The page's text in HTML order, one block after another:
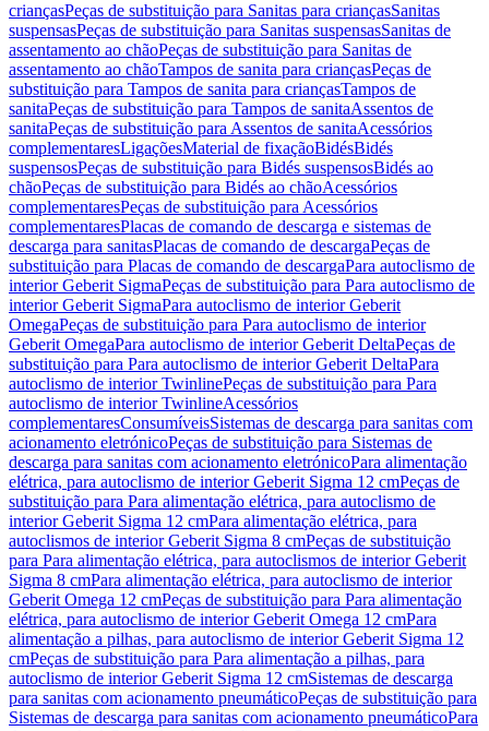
criançasPeças de substituição para Sanitas para criançasSanitas
suspensasPeças de substituição para Sanitas suspensasSanitas de
assentamento ao chãoPeças de substituição para Sanitas de
assentamento ao chãoTampos de sanita para criançasPeças de
substituição para Tampos de sanita para criançasTampos de
sanitaPeças de substituição para Tampos de sanitaAssentos de
sanitaPeças de substituição para Assentos de sanitaAcessórios
complementaresLigaçõesMaterial de fixaçãoBidésBidés
suspensosPeças de substituição para Bidés suspensosBidés ao
chãoPeças de substituição para Bidés ao chãoAcessórios
complementaresPeças de substituição para Acessórios
complementaresPlacas de comando de descarga e sistemas de
descarga para sanitasPlacas de comando de descargaPeças de
substituição para Placas de comando de descargaPara autoclismo de
interior Geberit SigmaPeças de substituição para Para autoclismo de
interior Geberit SigmaPara autoclismo de interior Geberit
OmegaPeças de substituição para Para autoclismo de interior
Geberit OmegaPara autoclismo de interior Geberit DeltaPeças de
substituição para Para autoclismo de interior Geberit DeltaPara
autoclismo de interior TwinlinePeças de substituição para Para
autoclismo de interior TwinlineAcessórios
complementaresConsumíveisSistemas de descarga para sanitas com
acionamento eletrónicoPeças de substituição para Sistemas de
descarga para sanitas com acionamento eletrónicoPara alimentação
elétrica, para autoclismo de interior Geberit Sigma 12 cmPeças de
substituição para Para alimentação elétrica, para autoclismo de
interior Geberit Sigma 12 cmPara alimentação elétrica, para
autoclismos de interior Geberit Sigma 8 cmPeças de substituição
para Para alimentação elétrica, para autoclismos de interior Geberit
Sigma 8 cmPara alimentação elétrica, para autoclismo de interior
Geberit Omega 12 cmPeças de substituição para Para alimentação
elétrica, para autoclismo de interior Geberit Omega 12 cmPara
alimentação a pilhas, para autoclismo de interior Geberit Sigma 12
cmPeças de substituição para Para alimentação a pilhas, para
autoclismo de interior Geberit Sigma 12 cmSistemas de descarga
para sanitas com acionamento pneumáticoPeças de substituição para
Sistemas de descarga para sanitas com acionamento pneumáticoPara